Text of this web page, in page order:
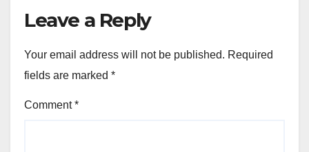
Leave a Reply
Your email address will not be published. Required
fields are marked *
Comment*